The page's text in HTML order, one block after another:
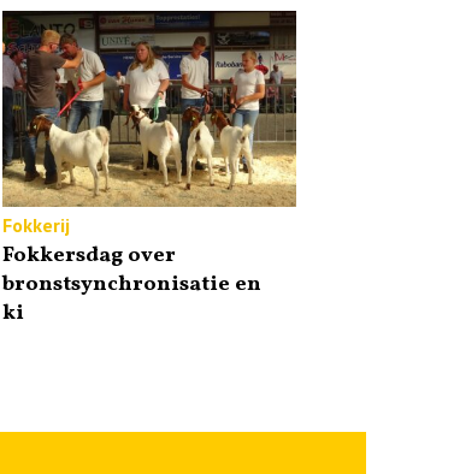
Fokkerij
Fokkersdag over
bronstsynchronisatie en
ki